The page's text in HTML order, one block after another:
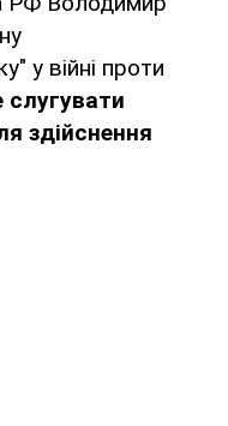
у війні проти
здійснення